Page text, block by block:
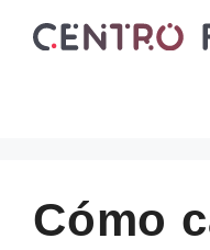
Cómo